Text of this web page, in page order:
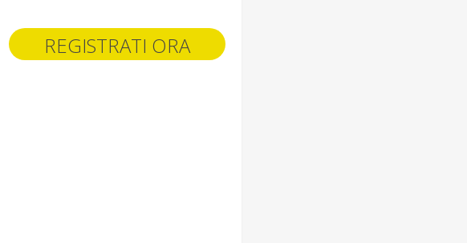
REGISTRATI ORA